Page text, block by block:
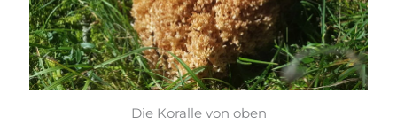
Die Koralle von oben